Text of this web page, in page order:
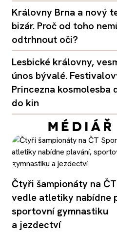
Královny Brna a nový
bizár. Proč od toho
odtrhnout oči?
Lesbické královny,
únos bývalé.
Princezna kosmolesba
do kin
Čtyři šampionáty na
vedle atletiky nabídne
sportovní gymnastiku
a jezdectví